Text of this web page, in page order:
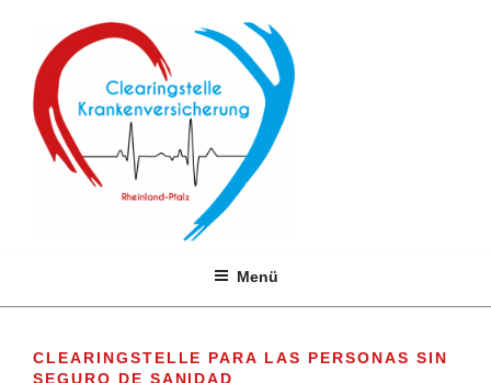
springen
CLEARINGSTELLE
Menü
CLEARINGSTELLE PARA LAS PERSONAS SIN
SEGURO DE SANIDAD